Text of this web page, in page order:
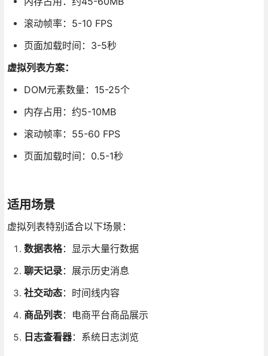
滚动帧率：5-10 FPS
页面加载时间：3-5秒
虚拟列表方案：
DOM元素数量：15-25个
内存占用：约5-10MB
滚动帧率：55-60 FPS
页面加载时间：0.5-1秒
适用场景
虚拟列表特别适合以下场景：
数据表格：显示大量行数据
聊天记录：展示历史消息
社交动态：时间线内容
商品列表：电商平台商品展示
日志查看器：系统日志浏览